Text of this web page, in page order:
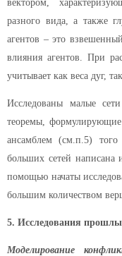
вектором,
разного вида, а также
агентов – это
влияния агентов. При
учитывает как веса дуг,
Исследованы малые
теоремы, формулирующие
ансамблем (см.п.5)
больших сетей
помощью начаты
большим количеством
5. Исследования
Моделирование